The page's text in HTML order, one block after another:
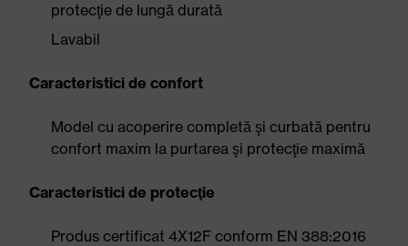
protecţie de lungă durată
Lavabil
Caracteristici de confort
Model cu acoperire completă şi curbată pentru
confort maxim la purtarea şi protecţie maximă
Caracteristici de protecţie
Produs certificat 4X12F conform EN 388:2016